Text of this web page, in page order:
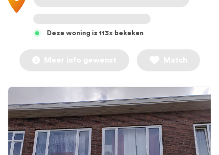
Deze woning is 113x bekeken
Meer info gewenst Match